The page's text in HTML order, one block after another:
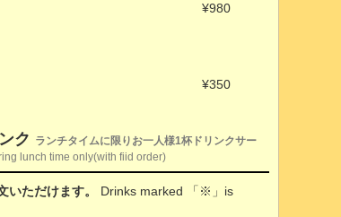
¥980
¥350
ク
ランチタイムに限りお一人様1杯ドリンクサー
lunch time only(with fiid order)
ただけます。
Drinks marked 「※」is